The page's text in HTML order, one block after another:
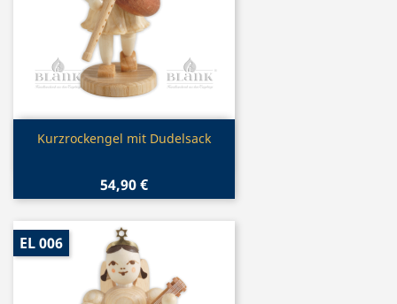
Vorschau
Kurzrockengel mit Dudelsack
54,90 €
EL 006